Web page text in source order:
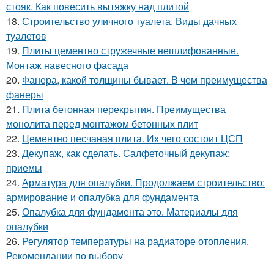
стояк. Как повесить вытяжку над плитой
18. Строительство уличного туалета. Виды дачных
туалетов
19. Плиты цементно стружечные нешлифованные.
Монтаж навесного фасада
20. Фанера, какой толщины бывает. В чем преимущества
фанеры
21. Плита бетонная перекрытия. Преимущества
монолита перед монтажом бетонных плит
22. Цементно песчаная плита. Их чего состоит ЦСП
23. Декупаж, как сделать. Салфеточный декупаж:
приемы
24. Арматура для опалубки. Продолжаем строительство:
армирование и опалубка для фундамента
25. Опалубка для фундамента это. Материалы для
опалубки
26. Регулятор температуры на радиаторе отопления.
Рекомендации по выбору